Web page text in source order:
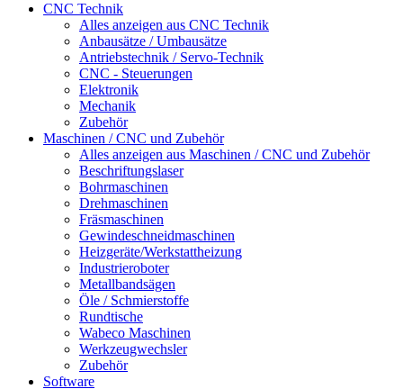
CNC Technik
Alles anzeigen aus CNC Technik
Anbausätze / Umbausätze
Antriebstechnik / Servo-Technik
CNC - Steuerungen
Elektronik
Mechanik
Zubehör
Maschinen / CNC und Zubehör
Alles anzeigen aus Maschinen / CNC und Zubehör
Beschriftungslaser
Bohrmaschinen
Drehmaschinen
Fräsmaschinen
Gewindeschneidmaschinen
Heizgeräte/Werkstattheizung
Industrieroboter
Metallbandsägen
Öle / Schmierstoffe
Rundtische
Wabeco Maschinen
Werkzeugwechsler
Zubehör
Software